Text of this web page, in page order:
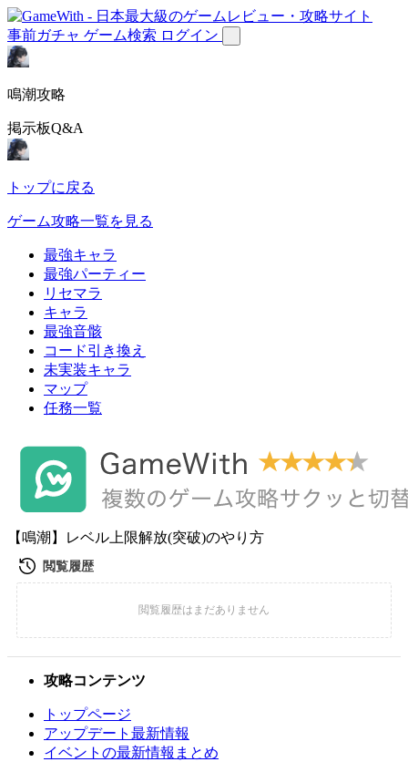
事前ガチャ ゲーム検索 ログイン
鳴潮攻略
掲示板Q&A
トップに戻る
ゲーム攻略一覧を見る
最強キャラ
最強パーティー
リセマラ
キャラ
最強音骸
コード引き換え
未実装キャラ
マップ
任務一覧
【鳴潮】レベル上限解放(突破)のやり方
攻略コンテンツ
トップページ
アップデート最新情報
イベントの最新情報まとめ